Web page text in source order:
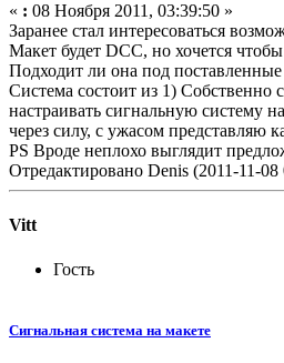
« : 08 Ноября 2011, 03:39:50 »
Заранее стал интересоваться
Макет будет DCC, но хочется
Подходит ли она под
Система состоит из 1) Собственно
настраивать сигнальную систему
через силу, с ужасом представляю
PS Вроде неплохо выглядит
Отредактировано Denis (2011-11-08
Vitt
Гость
Сигнальная система на макете